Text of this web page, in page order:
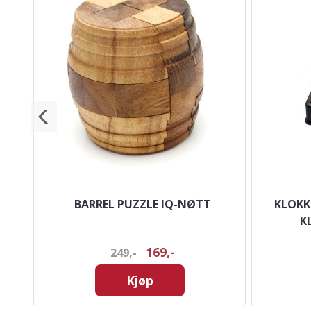
BARREL PUZZLE IQ-NØTT
249,-
169,-
Kjøp